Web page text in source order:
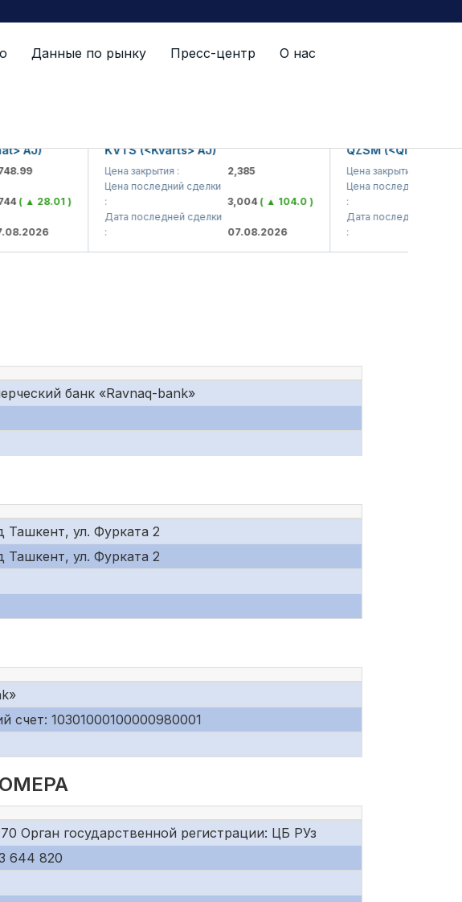
Данные по рынку Пресс-центр О нас
список
28.01 )
KVTS (<Kvarts> AJ)
Цена закрытия :
2,385
Цена последний сделки
3,004( ▲ 104.0 )
Дата последней сделки
07.08.2026
QZSM
Цена закрытия :
Цена последний сделки
Дата последней сделки
банк «Ravnaq-bank»
Ташкент, ул. Фурката 2
Ташкент, ул. Фурката 2
счет: 10301000100000980001
Орган государственной регистрации: ЦБ РУз
644 820